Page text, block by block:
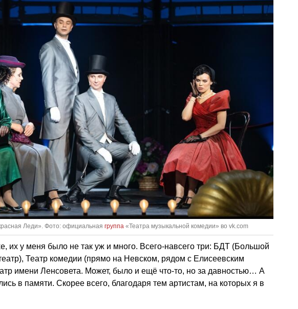
Леди». Фото: официальная группа «Театра музыкальной комедии» во vk.com
их у меня было не так уж и много. Всего-навсего три: БДТ (Большой
Театр комедии (прямо на Невском, рядом с Елисеевским
имени Ленсовета. Может, было и ещё что-то, но за давностью… А
в памяти. Скорее всего, благодаря тем артистам, на которых я в